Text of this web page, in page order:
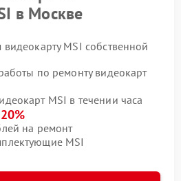
в Москве
MSI собственной
по ремонту видеокарт
MSI в течении часа
20%
на ремонт
MSI